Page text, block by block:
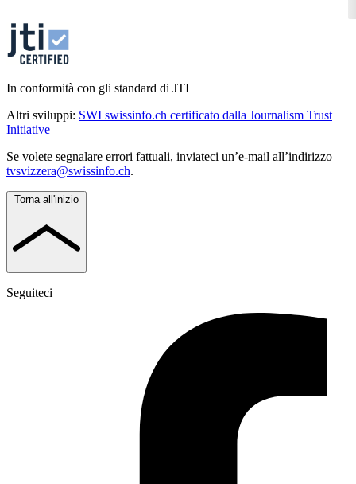
In conformità con gli standard di JTI
Altri sviluppi: SWI swissinfo.ch certificato dalla Journalism Trust
Initiative
Se volete segnalare errori fattuali, inviateci un’e-mail all’indirizzo
tvsvizzera@swissinfo.ch.
Torna all'inizio
Seguiteci